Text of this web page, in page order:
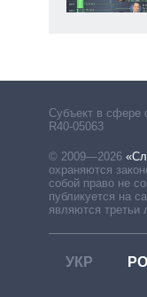
Субъект в сфере
R40-05063
© 2009—2026
охраняются
собой право не
публикуется на
являются третьи
УКР